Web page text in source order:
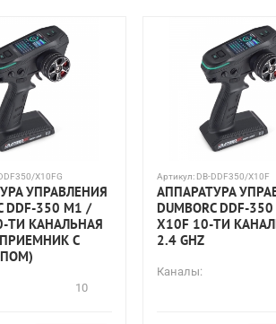
X10FG
УПРАВЛЕНИЯ
DDF-350 M1 /
ТИ КАНАЛЬНАЯ
С
10
Артикул: DB-DDF350/X10F
АППАРАТУРА
DUMBORC DDF-
X10F 10-ТИ
2.4 GHZ
Каналы: